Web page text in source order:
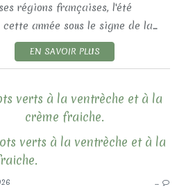
régions françaises, l'été
année sous le signe de la...
EN SAVOIR PLUS
LES RECETTES SALÉES
LES PRODUITS DE LA MER
verts à la ventrèche et à la
crème fraiche.
…